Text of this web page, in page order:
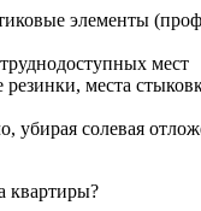
элементы
мест
резинки, места
убирая солевая
квартиры?